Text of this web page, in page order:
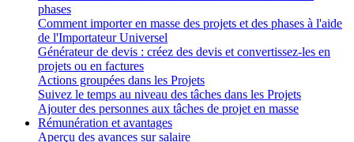
phases
Comment importer en masse des projets et des phases à l'aide
de l'Importateur Universel
Générateur de devis : créez des devis et convertissez-les en
projets ou en factures
Actions groupées dans les Projets
Suivez le temps au niveau des tâches dans les Projets
Ajouter des personnes aux tâches de projet en masse
Rémunération et avantages
Aperçu des avances sur salaire